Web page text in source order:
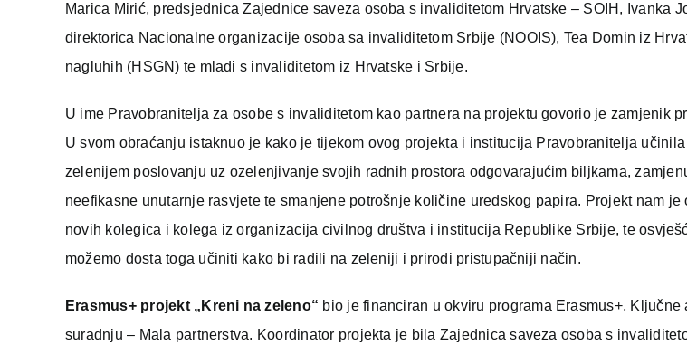
Marica Mirić, predsjednica Zajednice saveza osoba s invaliditetom Hrvatske – SOIH, Ivanka
direktorica Nacionalne organizacije osoba sa invaliditetom Srbije (NOOIS), Tea Domin iz
nagluhih (HSGN) te mladi s invaliditetom iz Hrvatske i Srbije.
U ime Pravobranitelja za osobe s invaliditetom kao partnera na projektu govorio je zamjenik
U svom obraćanju istaknuo je kako je tijekom ovog projekta i institucija Pravobranitelja
zelenijem poslovanju uz ozelenjivanje svojih radnih prostora odgovarajućim biljkama,
neefikasne unutarnje rasvjete te smanjene potrošnje količine uredskog papira. Projekt nam
novih kolegica i kolega iz organizacija civilnog društva i institucija Republike Srbije, te
možemo dosta toga učiniti kako bi radili na zeleniji i prirodi pristupačniji način.
Erasmus+ projekt „Kreni na zeleno“ bio je financiran u okviru programa Erasmus+, Ključne
suradnju – Mala partnerstva. Koordinator projekta je bila Zajednica saveza osoba s